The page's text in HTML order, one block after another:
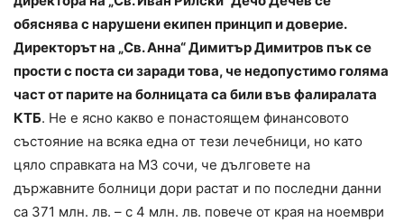
обяснява с нарушени екипен принцип и доверие.
Директорът на „Св. Анна“ Димитър Димитров пък се
прости с поста си заради това, че недопустимо голяма
част от парите на болницата са били във фалиралата
КТБ. Не е ясно какво е понастоящем финансовото
състояние на всяка една от тези лечебници, но като
цяло справката на МЗ сочи, че дълговете на
държавните болници дори растат и по последни данни
са 371 млн. лв. – с 4 млн. лв. повече от края на ноември